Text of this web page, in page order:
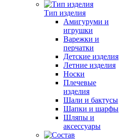
Тип изделия
Амигуруми и
игрушки
Варежки и
перчатки
Детские изделия
Летние изделия
Носки
Плечевые
изделия
Шали и бактусы
Шапки и шарфы
Шляпы и
аксессуары